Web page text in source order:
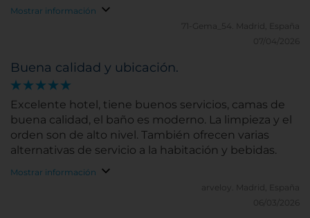
Mostrar información
71-Gema_54.
Madrid, España
07/04/2026
Buena calidad y ubicación.
Excelente hotel, tiene buenos servicios, camas de
buena calidad, el baño es moderno. La limpieza y el
orden son de alto nivel. También ofrecen varias
alternativas de servicio a la habitación y bebidas.
Mostrar información
arveloy.
Madrid, España
06/03/2026